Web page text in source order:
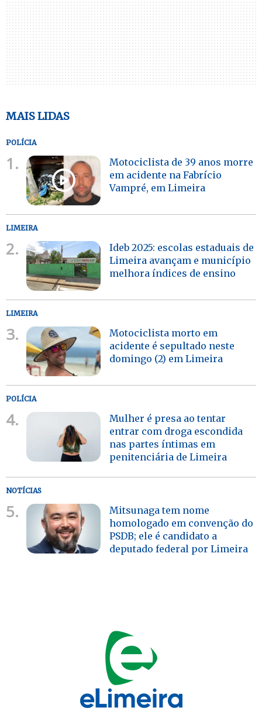
MAIS LIDAS
POLÍCIA
1.
Motociclista de 39 anos morre
em acidente na Fabrício
Vampré, em Limeira
LIMEIRA
2.
Ideb 2025: escolas estaduais de
Limeira avançam e município
melhora índices de ensino
LIMEIRA
3.
Motociclista morto em
acidente é sepultado neste
domingo (2) em Limeira
POLÍCIA
4.
Mulher é presa ao tentar
entrar com droga escondida
nas partes íntimas em
penitenciária de Limeira
NOTÍCIAS
5.
Mitsunaga tem nome
homologado em convenção do
PSDB; ele é candidato a
deputado federal por Limeira